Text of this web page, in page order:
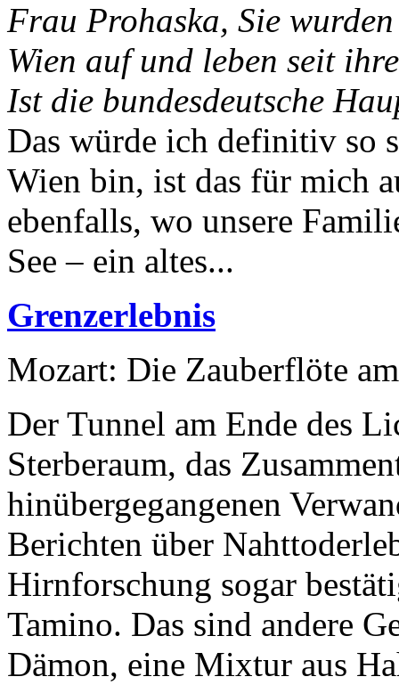
Frau Prohaska, Sie
Wien auf und leben seit
Ist die bundesdeutsche
Das würde ich definitiv so
Wien bin, ist das für mich
ebenfalls, wo unsere
See – ein altes...
Grenzerlebnis
Mozart: Die Zauberflöte
Der Tunnel am Ende des
Sterberaum, das
hinübergegangenen
Berichten über
Hirnforschung sogar
Tamino. Das sind andere
Dämon, eine Mixtur aus